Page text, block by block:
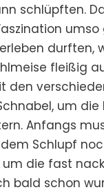
schlüpften.
umso
durften,
fleißig
den
um
Anfangs
Schlupf
die fast
bald schon